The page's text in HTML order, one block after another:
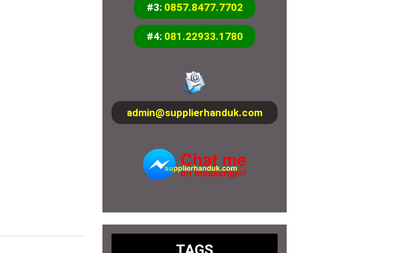
#3: 0857.8477.7702
#4: 081.22933.1780
admin@supplierhanduk.com